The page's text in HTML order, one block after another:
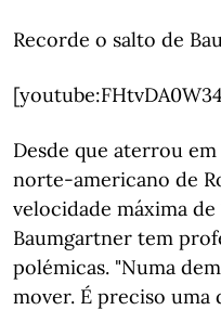
Recorde o salto de
Desde que aterrou
norte-americano de
velocidade máxima
Baumgartner tem
polémicas. "Numa
mover. É preciso